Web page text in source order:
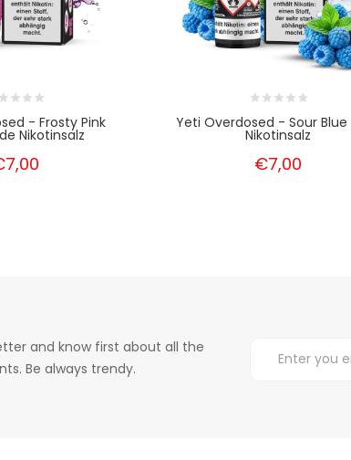
- Frosty Pink
Nikotinsalz
Yeti Overdosed - Sour Blue
Nikotinsalz
€7,00
and know first about all the
Be always trendy.